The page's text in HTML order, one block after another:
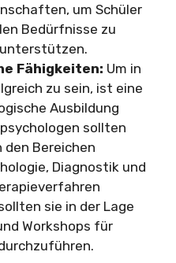
um Schüler
Bedürfnisse zu
Fähigkeiten: Um in
zu sein, ist eine
Ausbildung
sollten
den Bereichen
Diagnostik und
sie in der Lage
Workshops für